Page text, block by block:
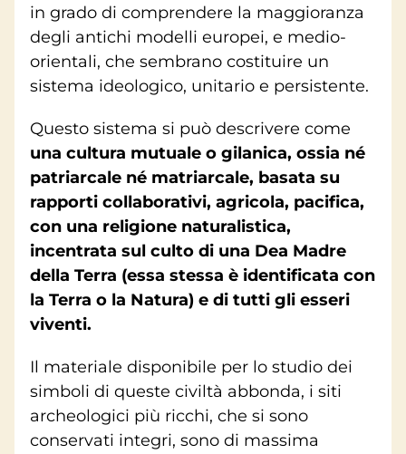
in grado di comprendere la maggioranza
degli antichi modelli europei, e medio-
orientali, che sembrano costituire un
sistema ideologico, unitario e persistente.
Questo sistema si può descrivere come
una cultura mutuale o gilanica, ossia né
patriarcale né matriarcale, basata su
rapporti collaborativi, agricola, pacifica,
con una religione naturalistica,
incentrata sul culto di una Dea Madre
della Terra (essa stessa è identificata con
la Terra o la Natura) e di tutti gli esseri
viventi.
Il materiale disponibile per lo studio dei
simboli di queste civiltà abbonda, i siti
archeologici più ricchi, che si sono
conservati integri, sono di massima